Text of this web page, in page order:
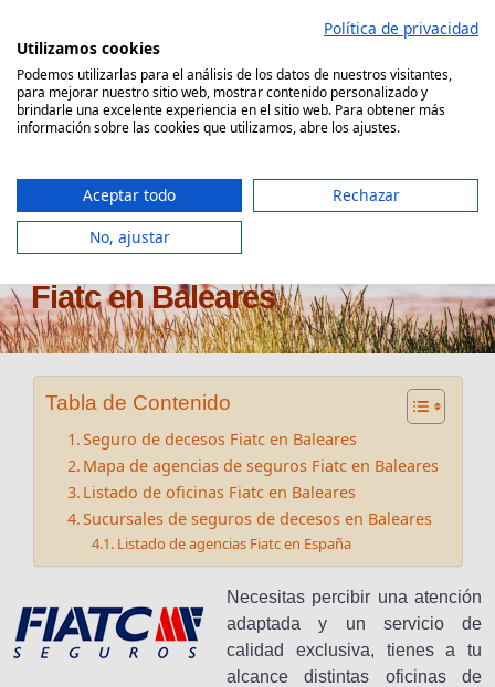
contenido
Comparador Seguro Decesos
Oficinas seguros de decesos
Fiatc en Baleares
Tabla de Contenido
Seguro de decesos Fiatc en Baleares
Mapa de agencias de seguros Fiatc en Baleares
Listado de oficinas Fiatc en Baleares
Sucursales de seguros de decesos en Baleares
Listado de agencias Fiatc en España
Necesitas percibir una atención
adaptada y un servicio de
calidad exclusiva, tienes a tu
alcance distintas oficinas de
Política de privacidad
Utilizamos cookies
Podemos utilizarlas para el análisis de los datos de nuestros visitantes,
para mejorar nuestro sitio web, mostrar contenido personalizado y
brindarle una excelente experiencia en el sitio web. Para obtener más
información sobre las cookies que utilizamos, abre los ajustes.
Aceptar todo
Rechazar
No, ajustar